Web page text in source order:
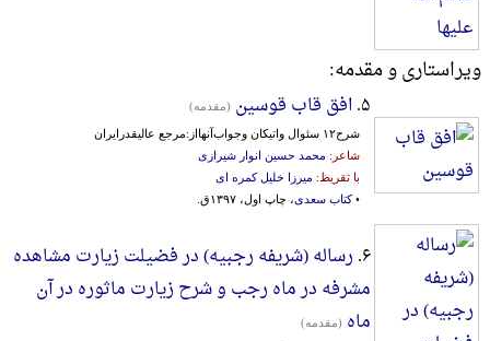
ویراستاری و مقدمه:
۵. افق قاب قوسین (مقدمه)
شرح‎۱۲ سئوال واتیکان وجواب‌آنهااز:مرجع عالیقدرایران
شاعر: محمد حسین انوار شیرازی
با تقريظ: میرزا خلیل کمره ای
•کتاب سعدی، چاپ اول، ۱۳۹۷ق.
۶. رساله (شریفه‌ رجبیه‌) در فضیلت‌ زیارت‌ مشاهده
مشرفه در ماه رجب و شرح زیارت ماثوره در آن
ماه (مقدمه)